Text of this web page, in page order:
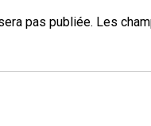
pas publiée. Les